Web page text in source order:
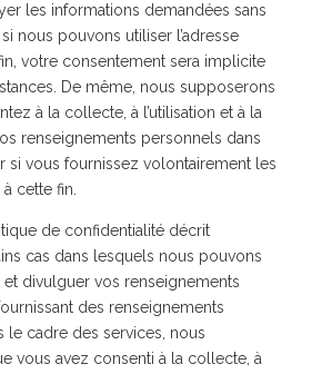
les informations demandées sans
nous pouvons utiliser l’adresse
votre consentement sera implicite
De même, nous supposerons
à la collecte, à l’utilisation et à la
renseignements personnels dans
si vous fournissez volontairement les
cette fin.
de confidentialité décrit
cas dans lesquels nous pouvons
et divulguer vos renseignements
des renseignements
le cadre des services, nous
vous avez consenti à la collecte, à